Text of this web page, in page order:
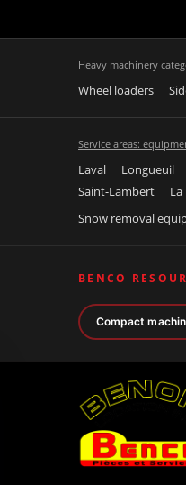
Heavy machinery
Wheel loaders
Service areas:
Laval Longueuil
Saint-Lambert
La
Snow removal
BENCO
Compact